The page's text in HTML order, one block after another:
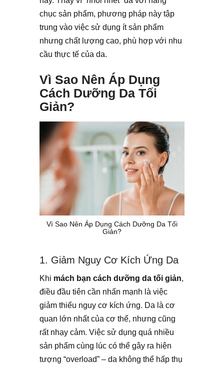
chục sản phẩm, phương pháp này tập
trung vào việc sử dụng ít sản phẩm
nhưng chất lượng cao, phù hợp với nhu
cầu thực tế của da.
Vì Sao Nên Áp Dụng
Cách Dưỡng Da Tối
Giản?
Vì Sao Nên Áp Dụng Cách Dưỡng Da Tối
Giản?
1. Giảm Nguy Cơ Kích Ứng Da
Khi mách bạn cách dưỡng da tối giản,
điều đầu tiên cần nhấn mạnh là việc
giảm thiểu nguy cơ kích ứng. Da là cơ
quan lớn nhất của cơ thể, nhưng cũng
rất nhạy cảm. Việc sử dụng quá nhiều
sản phẩm cùng lúc có thể gây ra hiện
tượng “overload” – da không thể hấp thụ